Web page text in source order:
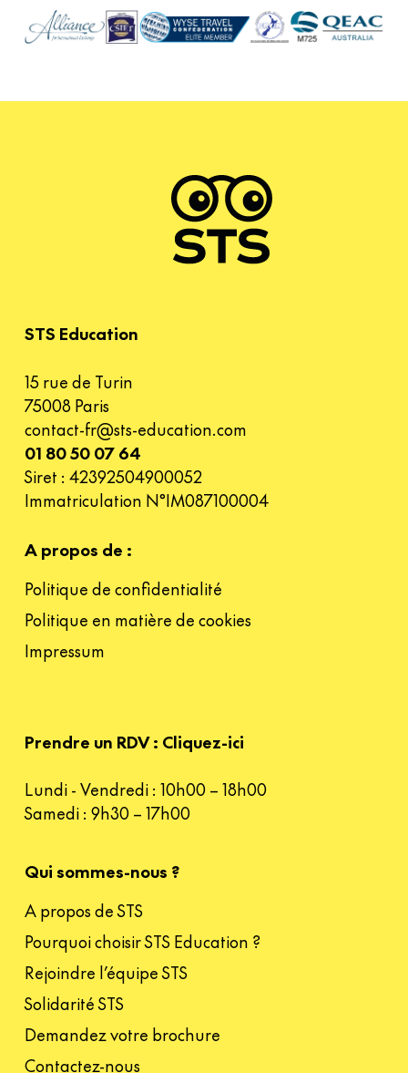
STS Education
15 rue de Turin
75008 Paris
contact-fr@sts-education.com
01 80 50 07 64
Siret : 42392504900052
Immatriculation N°IM087100004
A propos de :
Politique de confidentialité
Politique en matière de cookies
Impressum
Prendre un RDV : Cliquez-ici
Lundi - Vendredi : 10h00 – 18h00
Samedi : 9h30 – 17h00
Qui sommes-nous ?
A propos de STS
Pourquoi choisir STS Education ?
Rejoindre l’équipe STS
Solidarité STS
Demandez votre brochure
Contactez-nous